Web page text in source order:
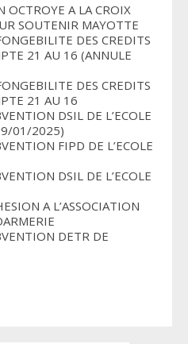
A LA CROIX
SOUTENIR MAYOTTE
DES CREDITS
21 AU 16 (ANNULE
DES CREDITS
21 AU 16
DSIL DE L’ECOLE
01/2025)
FIPD DE L’ECOLE
DSIL DE L’ECOLE
A L’ASSOCIATION
DETR DE